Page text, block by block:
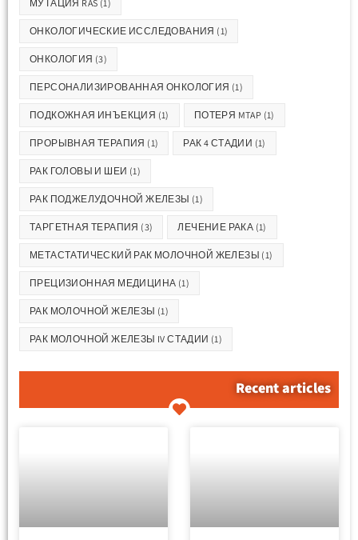
МУТАЦИЯ RAS (1)
ОНКОЛОГИЧЕСКИЕ ИССЛЕДОВАНИЯ (1)
ОНКОЛОГИЯ (3)
ПЕРСОНАЛИЗИРОВАННАЯ ОНКОЛОГИЯ (1)
ПОДКОЖНАЯ ИНЪЕКЦИЯ (1) ПОТЕРЯ MTAP (1)
ПРОРЫВНАЯ ТЕРАПИЯ (1) РАК 4 СТАДИИ (1)
РАК ГОЛОВЫ И ШЕИ (1)
РАК ПОДЖЕЛУДОЧНОЙ ЖЕЛЕЗЫ (1)
ТАРГЕТНАЯ ТЕРАПИЯ (3) ЛЕЧЕНИЕ РАКА (1)
МЕТАСТАТИЧЕСКИЙ РАК МОЛОЧНОЙ ЖЕЛЕЗЫ (1)
ПРЕЦИЗИОННАЯ МЕДИЦИНА (1)
РАК МОЛОЧНОЙ ЖЕЛЕЗЫ (1)
РАК МОЛОЧНОЙ ЖЕЛЕЗЫ IV СТАДИИ (1)
Recent articles